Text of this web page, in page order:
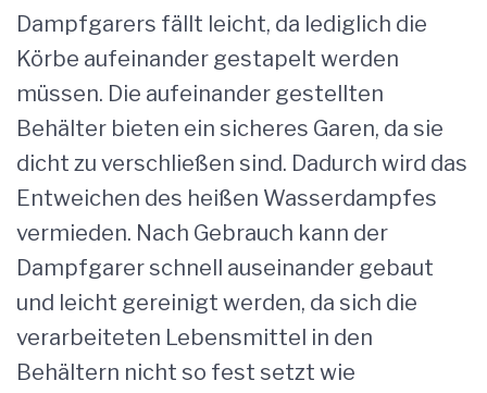
Dampfgarers fällt leicht, da lediglich die
Körbe aufeinander gestapelt werden
müssen. Die aufeinander gestellten
Behälter bieten ein sicheres Garen, da sie
dicht zu verschließen sind. Dadurch wird das
Entweichen des heißen Wasserdampfes
vermieden. Nach Gebrauch kann der
Dampfgarer schnell auseinander gebaut
und leicht gereinigt werden, da sich die
verarbeiteten Lebensmittel in den
Behältern nicht so fest setzt wie